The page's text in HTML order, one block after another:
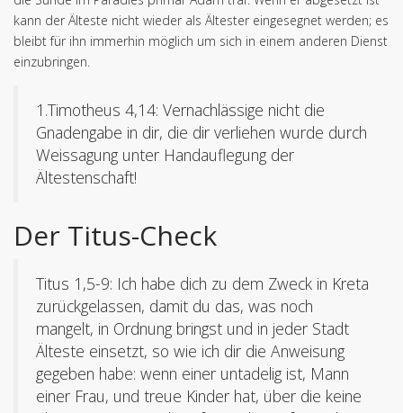
kann der Älteste nicht wieder als Ältester eingesegnet werden; es
bleibt für ihn immerhin möglich um sich in einem anderen Dienst
einzubringen.
1.Timotheus 4,14: Vernachlässige nicht die
Gnadengabe in dir, die dir verliehen wurde durch
Weissagung unter Handauflegung der
Ältestenschaft!
Der Titus-Check
Titus 1,5-9: Ich habe dich zu dem Zweck in Kreta
zurückgelassen, damit du das, was noch
mangelt, in Ordnung bringst und in jeder Stadt
Älteste einsetzt, so wie ich dir die Anweisung
gegeben habe: wenn einer untadelig ist, Mann
einer Frau, und treue Kinder hat, über die keine